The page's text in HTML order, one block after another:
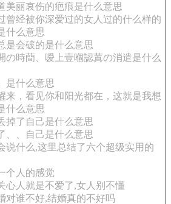
美丽哀伤的疤痕是什么意思
曾经被你深爱过的女人过的什么样的
什么意思
是会破的是什么意思
の時蕳、嗳上壹嗰認蒖の消遣是什么
是什么意思
来，看见你和阳光都在，这就是我想
什么意思
掉了自己是什么意思
、、自己是什么意思
说什么,这里总结了六个超级实用的
个人的感觉
心人就是不爱了,女人别不懂
对谁不好,结婚真的不好吗